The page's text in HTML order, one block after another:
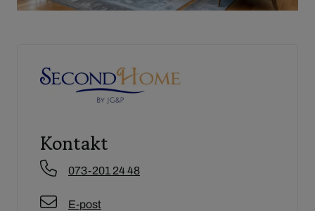
Kontakt
073-201 24 48
E-post